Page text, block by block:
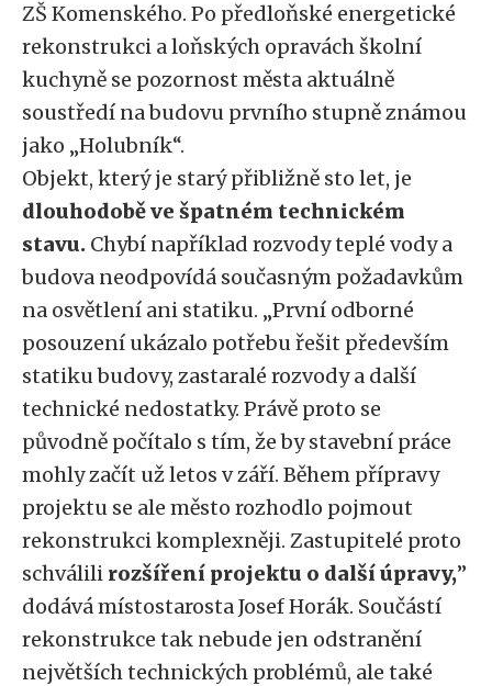
ZŠ Komenského. Po předloňské energetické
rekonstrukci a loňských opravách školní
kuchyně se pozornost města aktuálně
soustředí na budovu prvního stupně známou
jako „Holubník“.
Objekt, který je starý přibližně sto let, je
dlouhodobě ve špatném technickém
stavu. Chybí například rozvody teplé vody a
budova neodpovídá současným požadavkům
na osvětlení ani statiku. „První odborné
posouzení ukázalo potřebu řešit především
statiku budovy, zastaralé rozvody a další
technické nedostatky. Právě proto se
původně počítalo s tím, že by stavební práce
mohly začít už letos v září. Během přípravy
projektu se ale město rozhodlo pojmout
rekonstrukci komplexněji. Zastupitelé proto
schválili rozšíření projektu o další úpravy,”
dodává místostarosta Josef Horák. Součástí
rekonstrukce tak nebude jen odstranění
největších technických problémů, ale také